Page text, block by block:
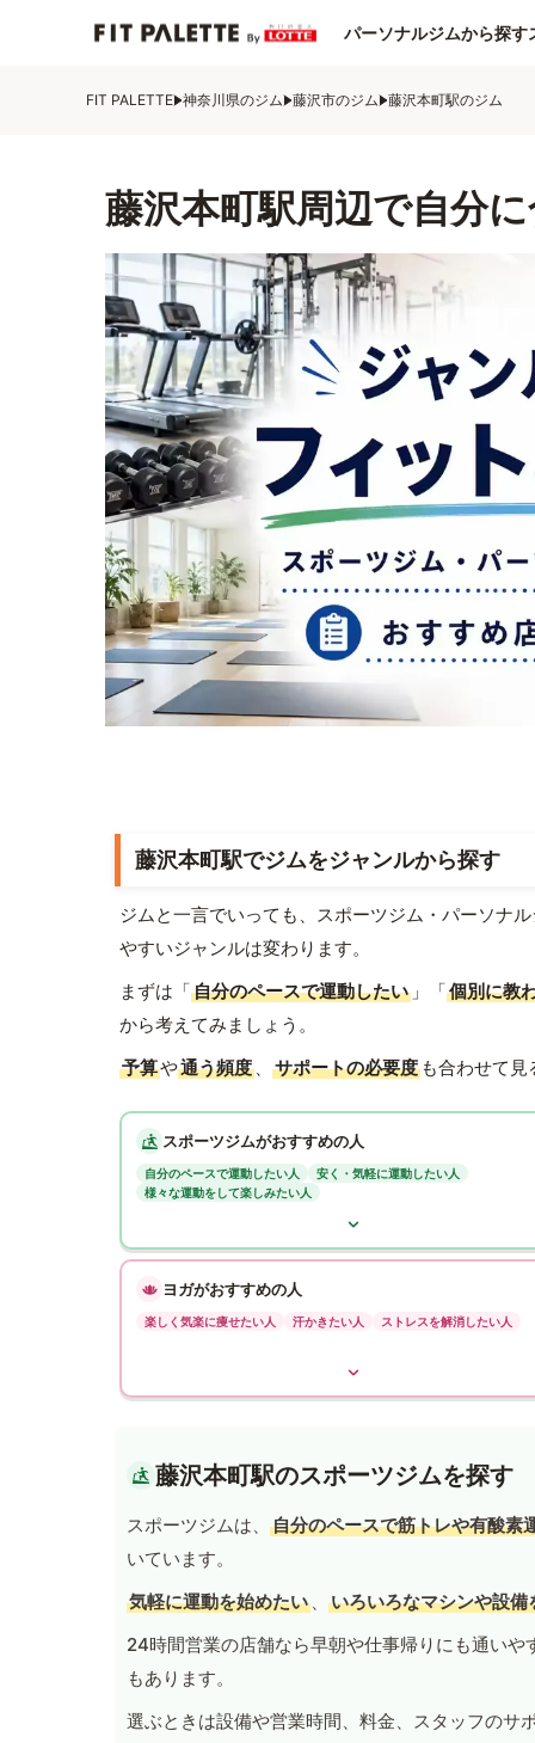
パーソナルジムから探す
FIT PALETTE 神奈川県のジム 藤沢市のジム 藤沢本町駅のジム
藤沢本町駅周辺で自分
藤沢本町駅でジムをジャンルから探す
ジムと一言でいっても、スポーツジム・パーソナ
やすいジャンルは変わります。
まずは「自分のペースで運動したい 」「個別に教
から考えてみましょう。
予算や通う頻度 、 サポートの必要度 も合わせて
スポーツジムがおすすめの人
自分のペースで運動したい人
安く・気軽に運動したい人
様々な運動をして楽しみたい人
ヨガがおすすめの人
楽しく気楽に痩せたい人 汗かきたい人 ストレスを解消したい人
藤沢本町駅のスポーツジムを探す
スポーツジムは、
自分のペースで筋トレや有酸素
いています。
気軽に運動を始めたい 、
いろいろなマシンや設備
24時間営業の店舗なら早朝や仕事帰りにも通い
もあります。
選ぶときは設備や営業時間、料金、スタッフのサ